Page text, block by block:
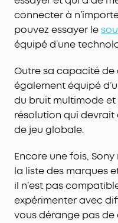
connecter à
pouvez essayer le
équipé d’une
Outre sa capacité de
également équipé
du bruit multimode et
résolution qui
de jeu globale.
Encore une fois,
la liste des marques
il n’est pas
expérimenter avec
vous dérange pas de